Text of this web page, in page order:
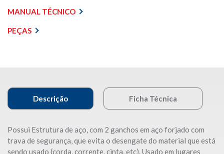
MANUAL TÉCNICO
PEÇAS
Descrição Ficha Técnica
Possui Estrutura de aço, com 2 ganchos em aço forjado com
trava de segurança, que evita o desengate do material que está
sendo usado (corda, corrente, cinta, etc). Usado em lugares